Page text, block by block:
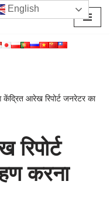
केंद्रित आरेख रिपोर्ट जनरेटर का
करना
English